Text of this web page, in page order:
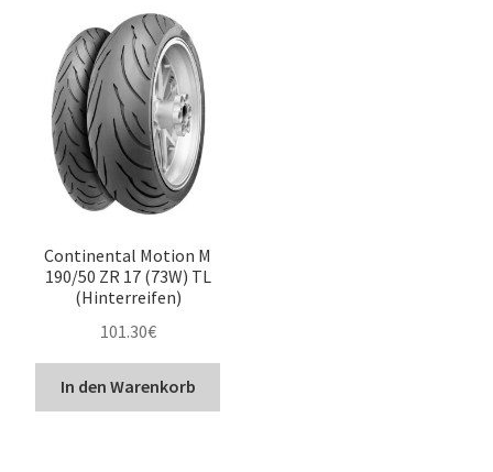
Continental Motion M
190/50 ZR 17 (73W) TL
(Hinterreifen)
101.30€
In den Warenkorb